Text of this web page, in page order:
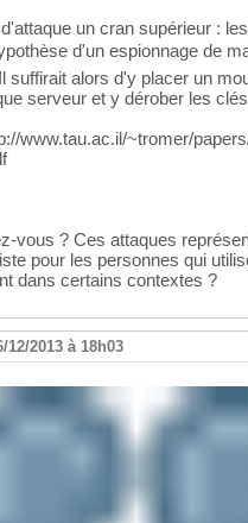
un cran supérieur :
d'un espionnage de
suffirait alors d'y placer un
serveur et y dérober les
www.tau.ac.il/~tromer/
vous ? Ces attaques
pour les personnes qui
dans certains contextes ?
12/2013 à 18h03